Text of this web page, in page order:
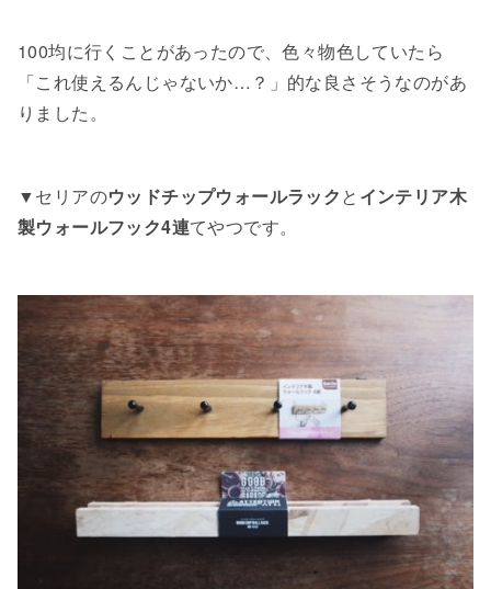
100均に行くことがあったので、色々物色していたら
「これ使えるんじゃないか…？」的な良さそうなのがあ
りました。
▼セリアのウッドチップウォールラックと インテリア木
製ウォールフック4連てやつです。